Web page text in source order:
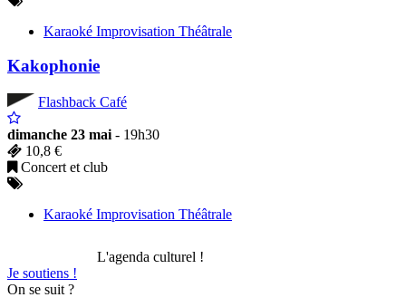
Karaoké Improvisation Théâtrale
Kakophonie
Flashback Café
dimanche 23 mai - 19h30
10,8 €
Concert et club
Karaoké Improvisation Théâtrale
L'agenda culturel !
Je soutiens !
On se suit ?